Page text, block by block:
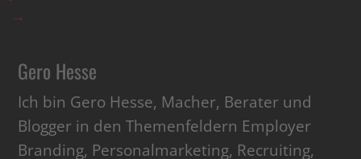
→
Gero Hesse
Ich bin Gero Hesse, Macher, Berater und
Blogger in den Themenfeldern Employer
Branding, Personalmarketing, Recruiting,